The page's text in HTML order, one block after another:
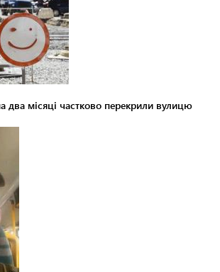
два місяці частково перекрили вулицю